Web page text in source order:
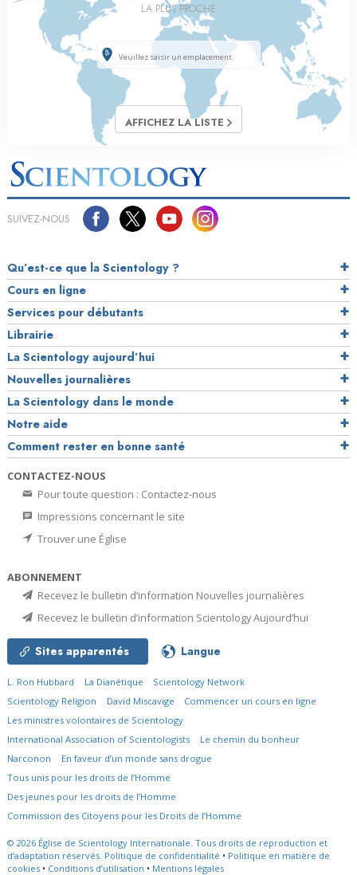
LA PLUS PROCHE
AFFICHEZ LA LISTE
SUIVEZ-NOUS
Qu’est-ce que la Scientology ?
Cours en ligne
Services pour débutants
Librairie
La Scientology aujourd’hui
Nouvelles journalières
La Scientology dans le monde
Notre aide
Comment rester en bonne santé
CONTACTEZ-NOUS
Pour toute question : Contactez-nous
Impressions concernant le site
Trouver une Église
ABONNEMENT
Recevez le bulletin d’information Nouvelles journalières
Recevez le bulletin d’information Scientology Aujourd’hui
Sites apparentés Langue
L. Ron Hubbard La Dianétique
Scientology Network
Scientology Religion
David Miscavige
Commencer un cours en ligne
Les ministres volontaires de Scientology
International Association of Scientologists
Le chemin du bonheur
Narconon
En faveur d’un monde sans drogue
Tous unis pour les droits de l’Homme
Des jeunes pour les droits de l’Homme
Commission des Citoyens pour les Droits de l’Homme
© 2026 Église de Scientology Internationale. Tous droits de reproduction et
d’adaptation réservés. Politique de confidentialité • Politique en matière de
cookies • Conditions d’utilisation • Mentions légales